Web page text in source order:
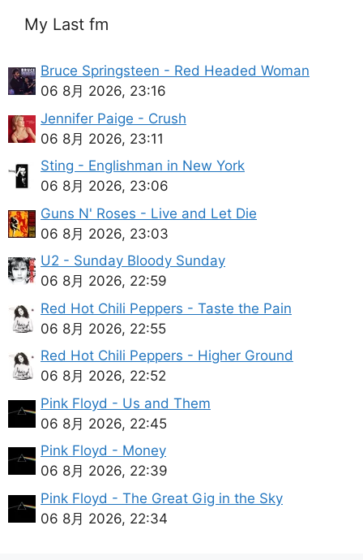
My Last fm
Bruce Springsteen - Red Headed Woman
06 8月 2026, 23:16
Jennifer Paige - Crush
06 8月 2026, 23:11
Sting - Englishman in New York
06 8月 2026, 23:06
Guns N' Roses - Live and Let Die
06 8月 2026, 23:03
U2 - Sunday Bloody Sunday
06 8月 2026, 22:59
Red Hot Chili Peppers - Taste the Pain
06 8月 2026, 22:55
Red Hot Chili Peppers - Higher Ground
06 8月 2026, 22:52
Pink Floyd - Us and Them
06 8月 2026, 22:45
Pink Floyd - Money
06 8月 2026, 22:39
Pink Floyd - The Great Gig in the Sky
06 8月 2026, 22:34